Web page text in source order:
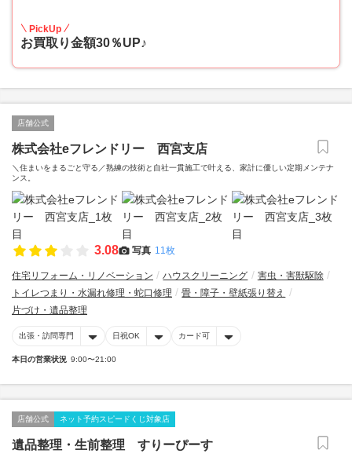
PickUp
お買取り金額30％UP♪
店舗公式
株式会社eフレンドリー 西宮支店
＼住まいをまるごと守る／熟練の技術と自社一貫施工で叶える、家計に優しい定期メンテナ
ンス。
3.08 写真 11枚
住宅リフォーム・リノベーション ハウスクリーニング
害虫・害獣駆除
トイレつまり・水漏れ修理・蛇口修理
畳・障子・壁紙張り替え
片づけ・遺品整理
出張・訪問専門 日祝OK カード可
本日の営業状況 9:00〜21:00
店舗公式 ネット予約スピードくじ対象店
遺品整理・生前整理 すりーぴーす